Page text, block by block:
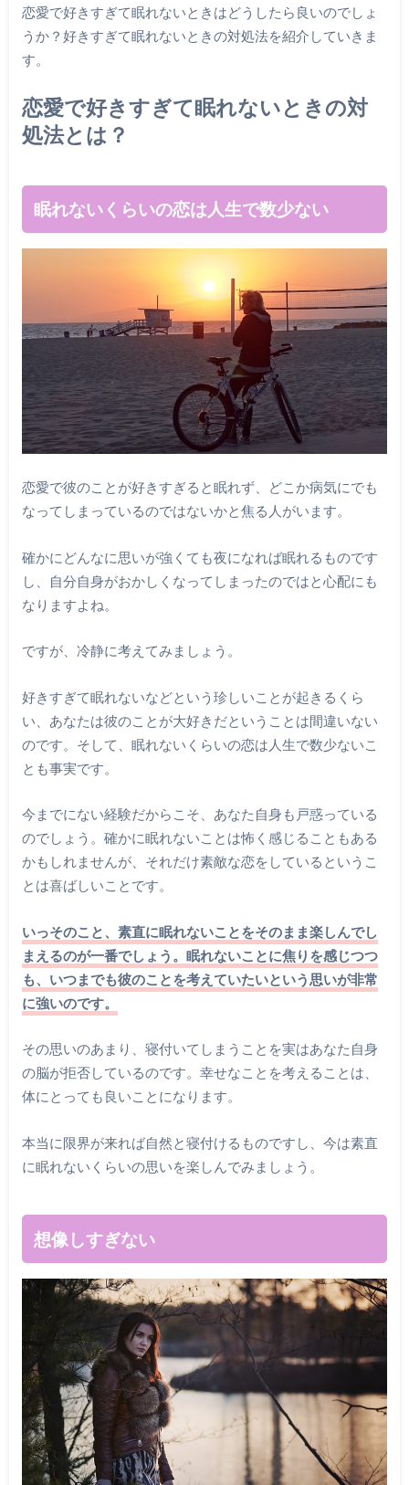
恋愛で好きすぎて眠れないときはどうしたら良いのでしょ
うか？好きすぎて眠れないときの対処法を紹介していきま
す。
恋愛で好きすぎて眠れないときの対
処法とは？
眠れないくらいの恋は人生で数少ない
恋愛で彼のことが好きすぎると眠れず、どこか病気にでも
なってしまっているのではないかと焦る人がいます。
確かにどんなに思いが強くても夜になれば眠れるものです
し、自分自身がおかしくなってしまったのではと心配にも
なりますよね。
ですが、冷静に考えてみましょう。
好きすぎて眠れないなどという珍しいことが起きるくら
い、あなたは彼のことが大好きだということは間違いない
のです。そして、眠れないくらいの恋は人生で数少ないこ
とも事実です。
今までにない経験だからこそ、あなた自身も戸惑っている
のでしょう。確かに眠れないことは怖く感じることもある
かもしれませんが、それだけ素敵な恋をしているというこ
とは喜ばしいことです。
いっそのこと、素直に眠れないことをそのまま楽しんでし
まえるのが一番でしょう。眠れないことに焦りを感じつつ
も、いつまでも彼のことを考えていたいという思いが非常
に強いのです。
その思いのあまり、寝付いてしまうことを実はあなた自身
の脳が拒否しているのです。幸せなことを考えることは、
体にとっても良いことになります。
本当に限界が来れば自然と寝付けるものですし、今は素直
に眠れないくらいの思いを楽しんでみましょう。
想像しすぎない